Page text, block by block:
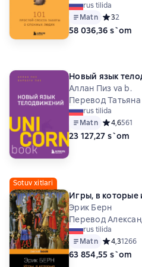
rus tilida
Matn Средний
32
58 036,36 s`om
Новый язык
Аллан Пиз va b.
Перевод
rus tilida
Matn Средний
4,6561
23 127,27 s`om
Sotuv xitlari
Игры, в
Эрик Берн
Перевод
rus tilida
Matn Средний
4,31266
63 854,55 s`om